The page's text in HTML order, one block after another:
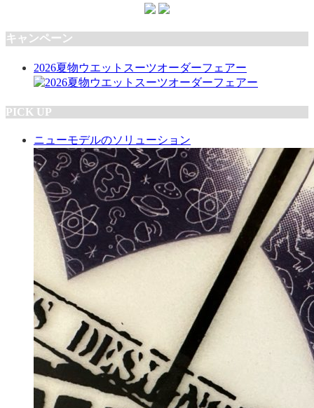
キャンペーン
2026夏物ウエットスーツオーダーフェアー
PICK UP
ニューモデルのソリューション